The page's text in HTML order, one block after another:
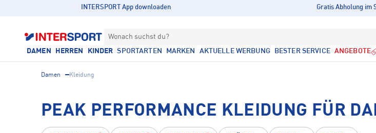
INTERSPORT App downloaden Gratis Abholung im
Wonach suchst du?
DAMEN HERREN KINDER SPORTARTEN MARKEN AKTUELLE WERBUNG BESTER SERVICE ANGEBOTE
Damen Kleidung
PEAK PERFORMANCE KLEIDUNG FÜR